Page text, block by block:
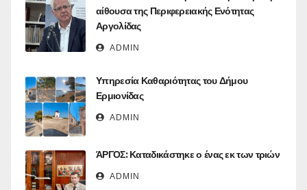
αίθουσα της Περιφερειακής Ενότητας
Αργολίδας
ADMIN
Υπηρεσία Καθαριότητας του Δήμου
Ερμιονίδας
ADMIN
ΆΡΓΟΣ: Καταδικάστηκε ο ένας εκ των τριών
ADMIN